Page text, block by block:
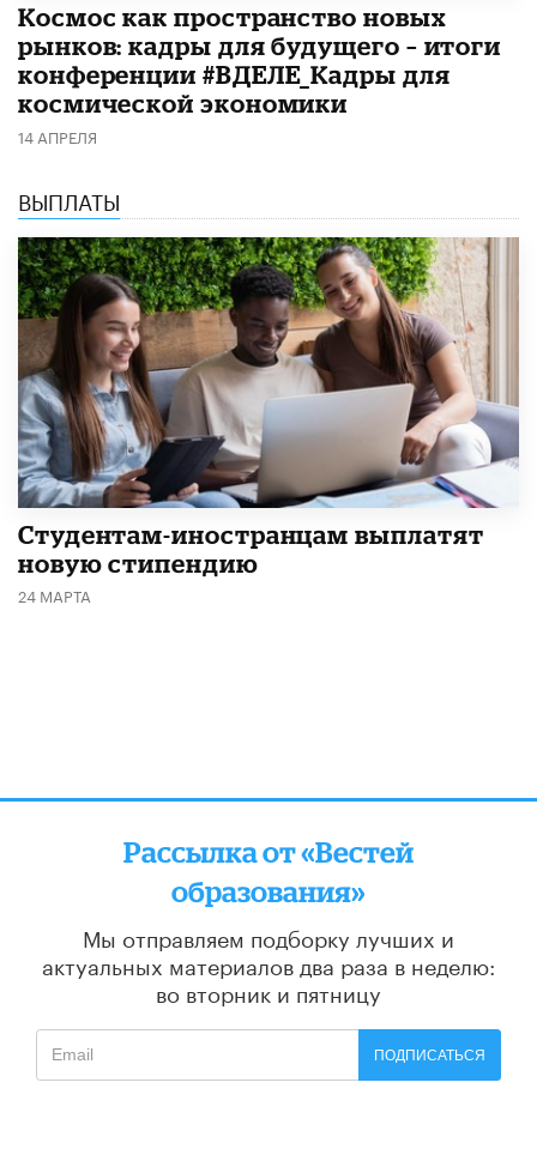
Космос как пространство новых
рынков: кадры для будущего – итоги
конференции #ВДЕЛЕ_Кадры для
космической экономики
14 АПРЕЛЯ
ВЫПЛАТЫ
Студентам-иностранцам выплатят
новую стипендию
24 МАРТА
Рассылка от «Вестей
образования»
Мы отправляем подборку лучших и
актуальных материалов два раза в неделю:
во вторник и пятницу
ПОДПИСАТЬСЯ